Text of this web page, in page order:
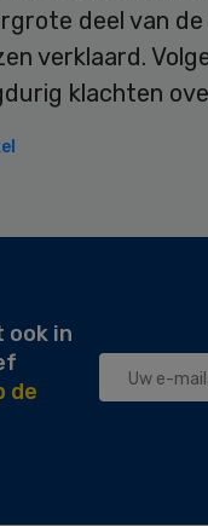
deel van
verklaard.
klachten
in
de